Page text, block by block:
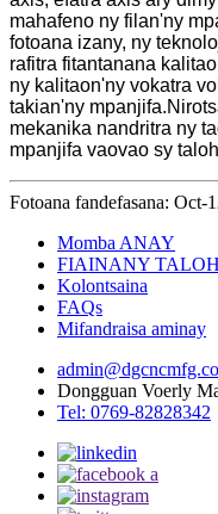
mahafeno ny filan'ny
fotoana izany, ny
rafitra fitantanana
ny kalitaon'ny vokatra
takian'ny
mekanika nandritra ny
mpanjifa vaovao sy
Fotoana fandefasana: Oct-
Momba ANAY
FIAINANY
Kolontsaina
FAQs
Mifandraisa aminay
Dongguan Voerly
Tel: 0769-82828342